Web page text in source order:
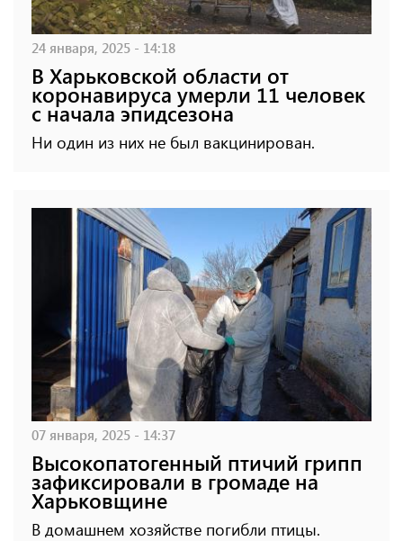
24 января, 2025 - 14:18
В Харьковской области от
коронавируса умерли 11 человек
с начала эпидсезона
Ни один из них не был вакцинирован.
07 января, 2025 - 14:37
Высокопатогенный птичий грипп
зафиксировали в громаде на
Харьковщине
В домашнем хозяйстве погибли птицы.